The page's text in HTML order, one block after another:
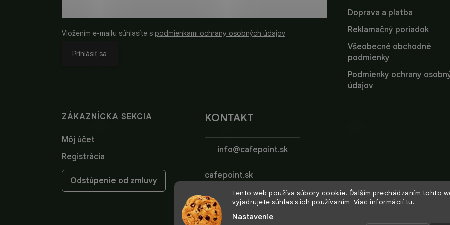
Tento web používa súbory cookie. Ďalším prechádzaním tohto
vyjadrujete súhlas s ich používaním. Viac informácií tu.
Nastavenie
Vložením e-mailu súhlasíte s podmienkami ochrany osobných údajov
Prihlásiť sa
Doprava a platba
Reklamačný poriadok
Všeobecné obchodné
podmienky
Podmienky ochrany
údajov
ZÁKAZNÍCKA SEKCIA
Môj účet
Registrácia
Odstúpenie od zmluvy
KONTAKT
info@cafepoint.sk
cafepoint.sk
cafepoint_sk/